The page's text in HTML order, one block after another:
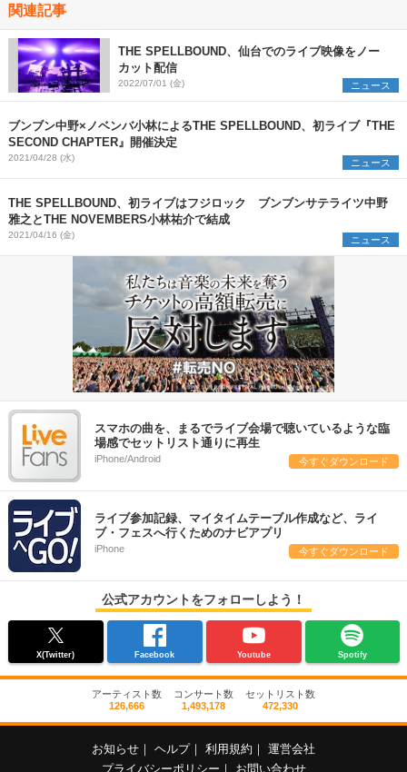
関連記事
THE SPELLBOUND、仙台でのライブ映像をノー
カット配信
2022/07/01 (金) ニュース
ブンブン中野×ノベンバ小林によるTHE SPELLBOUND、初ライブ『THE
SECOND CHAPTER』開催決定
2021/04/28 (水) ニュース
THE SPELLBOUND、初ライブはフジロック ブンブンサテライツ中野
雅之とTHE NOVEMBERS小林祐介で結成
2021/04/16 (金) ニュース
スマホの曲を、まるでライブ会場で聴いているような臨
場感でセットリスト通りに再生
iPhone/Android 今すぐダウンロード
ライブ参加記録、マイタイムテーブル作成など、ライ
ブ・フェスへ行くためのナビアプリ
iPhone 今すぐダウンロード
公式アカウントをフォローしよう！
X(Twitter) Facebook Youtube Spotify
アーティスト数
126,666
コンサート数
1,493,178
セットリスト数
472,330
お知らせ ヘルプ 利用規約
運営会社